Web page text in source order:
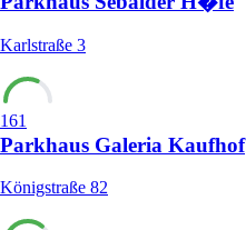
Karlstraße 3
161
Parkhaus Galeria Kaufhof
Königstraße 82